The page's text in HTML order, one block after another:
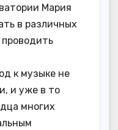
Мария
в различных
к музыке не
и уже в то
многих